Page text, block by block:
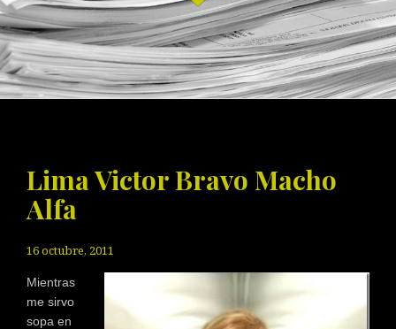
Lima Victor Bravo Macho
Alfa
16 octubre, 2011
Mientras
me sirvo
sopa en